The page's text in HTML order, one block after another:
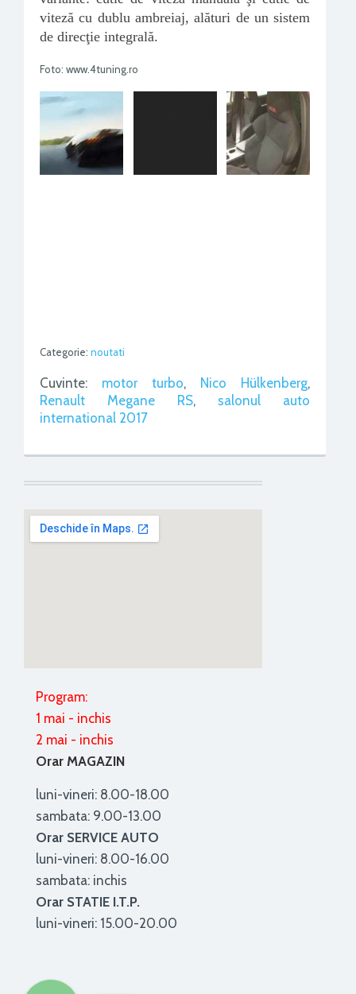
viteză cu dublu ambreiaj, alături de un sistem
de direcţie integrală.
Foto: www.4tuning.ro
Categorie: noutati
Cuvinte: motor turbo, Nico Hülkenberg,
Renault Megane RS, salonul auto
international 2017
Program:
1 mai - inchis
2 mai - inchis
Orar MAGAZIN
luni-vineri: 8.00-18.00
sambata: 9.00-13.00
Orar SERVICE AUTO
luni-vineri: 8.00-16.00
sambata: inchis
Orar STATIE I.T.P.
luni-vineri: 15.00-20.00